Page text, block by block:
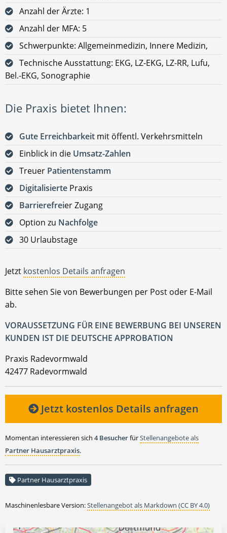
Anzahl der Ärzte: 1
Anzahl der MFA: 5
Schwerpunkte: Allgemeinmedizin, Innere Medizin,
Technische Ausstattung: EKG, LZ-EKG, LZ-RR, Lufu,
Bel.-EKG, Sonographie
Die Praxis bietet Ihnen:
Gute Erreichbarkeit mit öffentl. Verkehrsmitteln
Einblick in die Umsatz-Zahlen
Treuer Patientenstamm
Digitalisierte Praxis
Barrierefreier Zugang
Option zu Nachfolge
30 Urlaubstage
Jetzt kostenlos Details anfragen
Bitte sehen Sie von Bewerbungen per Post oder E-Mail
ab.
VORAUSSETZUNG FÜR EINE BEWERBUNG BEI UNSEREN
KUNDEN IST DIE DEUTSCHE APPROBATION
Praxis Radevormwald
42477 Radevormwald
Jetzt kostenlos Details anfragen
Momentan interessieren sich 4 BesucherfürStellenangebote als
Partner Hausarztpraxis.
Partner Hausarztpraxis
Maschinenlesbare Version:Stellenangebot als Markdown (CC BY 4.0)